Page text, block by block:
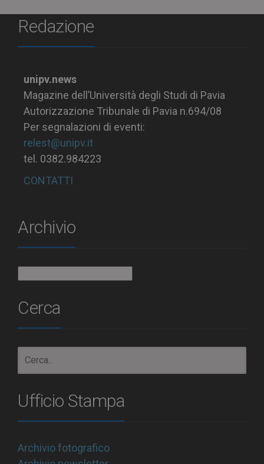
Redazione
unipv.news
Magazine dell’Università degli Studi di Pavia
Autorizzazione Tribunale di Pavia n.694/08
Per segnalazioni di eventi:
relest@unipv.it
tel. 0382.984223
CONTATTI
Archivio
Cerca
Ufficio Stampa
Archivio fotografico